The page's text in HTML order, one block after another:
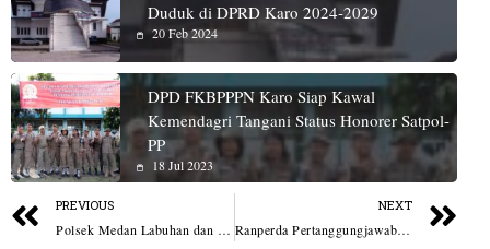
Duduk di DPRD Karo 2024-2029
20 Feb 2024
DPD FKBPPPN Karo Siap Kawal
Kemendagri Tangani Status Honorer Satpol-
PP
18 Jul 2023
PREVIOUS
Polsek Medan Labuhan dan Tim Inafis Polres Pelabuhan Belawan Olah TKP Kecelakaan Kereta Api Yang Tewaskan Seorang Wanita
NEXT
Ranperda Pertanggungjawaban Pelaksanaan APBD TA 2025 Disetujui, Wali Kota Medan Apresiasi Sinergitas Antara Legislatif dan Eksekutif